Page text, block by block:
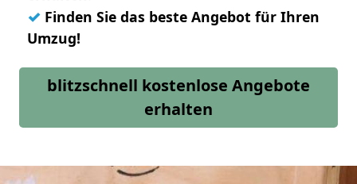
✓ Finden Sie das beste Angebot für Ihren
Umzug!
blitzschnell kostenlose Angebote
erhalten